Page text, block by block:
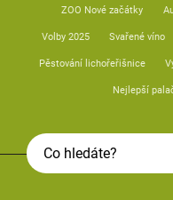
ZOO Nové začátky
Volby 2025 Svařené víno
Pěstování lichořeřišnice
Nejlepší